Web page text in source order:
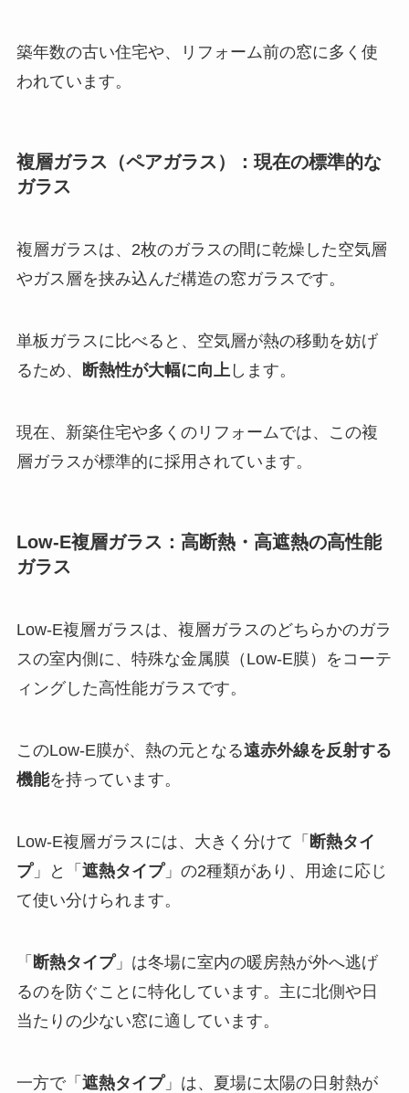
築年数の古い住宅や、リフォーム前の窓に多く使
われています。
複層ガラス（ペアガラス）：現在の標準的な
ガラス
複層ガラスは、2枚のガラスの間に乾燥した空気層
やガス層を挟み込んだ構造の窓ガラスです。
単板ガラスに比べると、空気層が熱の移動を妨げ
るため、
断熱性が大幅に向上します。
現在、新築住宅や多くのリフォームでは、この複
層ガラスが標準的に採用されています。
Low-E複層ガラス：高断熱・高遮熱の高性能
ガラス
Low-E複層ガラスは、複層ガラスのどちらかのガラ
スの室内側に、特殊な金属膜（Low-E膜）をコーテ
ィングした高性能ガラスです。
このLow-E膜が、熱の元となる遠赤外線を反射する
機能を持っています。
Low-E複層ガラスには、大きく分けて「 断熱タイ
プ」と「 遮熱タイプ」の2種類があり、用途に応じ
て使い分けられます。
「 断熱タイプ」は冬場に室内の暖房熱が外へ逃げ
るのを防ぐことに特化しています。主に北側や日
当たりの少ない窓に適しています。
一方で「 遮熱タイプ」は、夏場に太陽の日射熱が